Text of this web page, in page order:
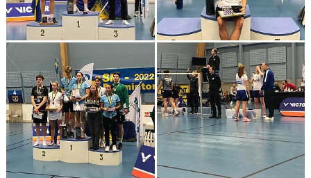
WEBBSHOP
FAQ
ÅRSHJUL